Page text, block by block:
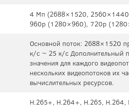
4 Мп (2688×1520,
960p (1280×960), 720p
Основной поток: 2688×1520
к/с ~ 25 к/с Дополнительный
значения для каждого
нескольких видеопотоков их
вычислительных ресурсов.
H.265+, H.264+, H.265, H.264,